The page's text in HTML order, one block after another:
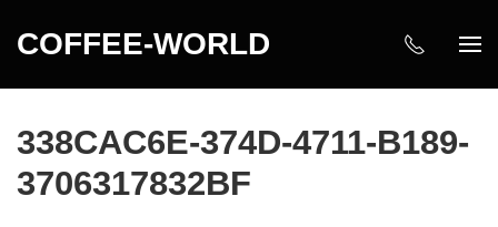
COFFEE-WORLD
338CAC6E-374D-4711-B189-
3706317832BF